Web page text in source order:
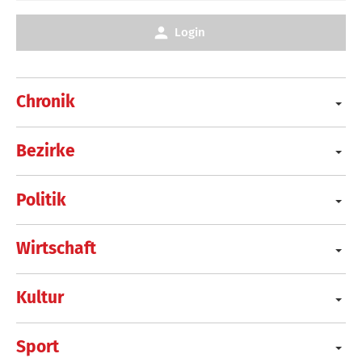
Chronik
Bezirke
Politik
Wirtschaft
Kultur
Sport
Login